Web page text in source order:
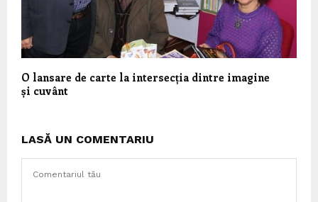
O lansare de carte la intersecția dintre imagine
și cuvânt
LASĂ UN COMENTARIU